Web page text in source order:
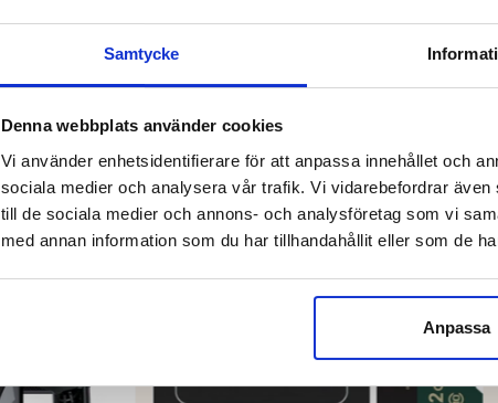
Samtycke
Denna webbplats använder cookies
Vi använder enhetsidentifierare för att anpassa innehållet och
sociala medier och analysera vår trafik. Vi vidarebefordrar
till de sociala medier och annons- och analysföretag som vi
med annan information som du har tillhandahållit eller som de
Anpassa
DU KANSKE OCKSÅ